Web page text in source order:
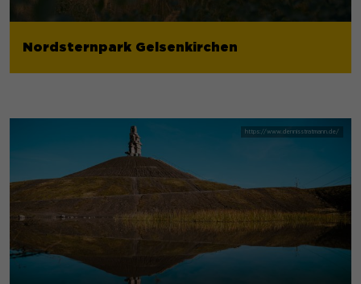
Nordsternpark Gelsenkirchen